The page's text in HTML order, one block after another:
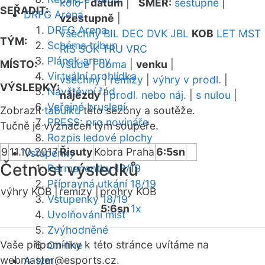
DRFG Arena
DRFG Arena
Schéma tribun
Plánek areny
Virtuální prohlídka
Návštěvní řád
Veřejné bruslení
PRESS: pro novináře
Rozpis ledové plochy
Vstupenky
Permanentky 18/19
Přípravná utkání 18/19
Vstupenky 18/19
Uvolňování míst
Zvýhodněné
On-line
A-tým
SEŘADIT:
kolo|datum SMĚR: sestupně
vzestupně
TÝM:
všechny BIL DEC DVK JBL KOB LET MST
RIS SOK TRU VRC
MÍSTO:
všude|doma venku
VÝSLEDKY:
všechny|remízy výhry v prodl.
nájezdy|prodl. nebo náj. s nulou
Zobrazittabulkutéto sezóny a soutěže.
Tučně je vyznačen tým soupeře.
9 11.10.2017ŘisutyKobra Praha6:5sn
Četnost výsledků
výhry KOB | remízy | prohry KOB
5:6sn1x
Vaše připomínky k této stránce uvítáme na
webmaster@esports.cz.